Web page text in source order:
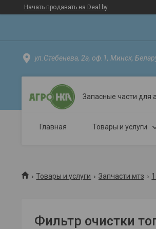
Начать продавать на Deal.by
ул.Стебенева, 2а, оф.1, Минск,
Запасные части для
Главная Товары и услуги
Товары и услуги Запчасти мтз
Фильтр очистки